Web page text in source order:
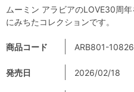
商品コード ARB801-
発売日 2026/02/18
ムーミン アラビアのLOVE30周
にみちたコレクションです。